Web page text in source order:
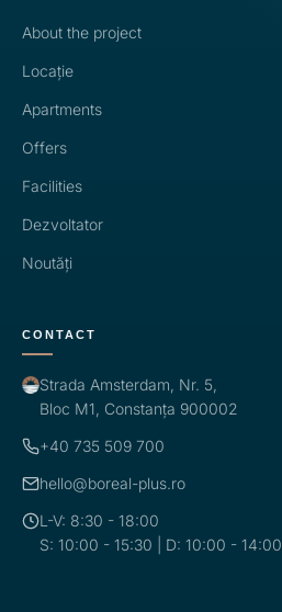
About the project
Locație
Apartments
Offers
Facilities
Dezvoltator
Noutăți
CONTACT
Strada Amsterdam, Nr. 5,
Bloc M1, Constanța 900002
+40 735 509 700
hello@boreal-plus.ro
L-V: 8:30 - 18:00
S: 10:00 - 15:30 | D: 10:00 - 14:00